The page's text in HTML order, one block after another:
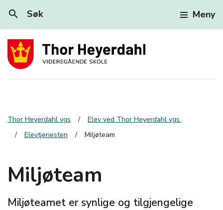
search Søk Meny
Thor Heyerdahl vgs
Elev ved Thor Heyerdahl vgs.
Elevtjenesten
Miljøteam
Miljøteam
Miljøteamet er synlige og tilgjengelige